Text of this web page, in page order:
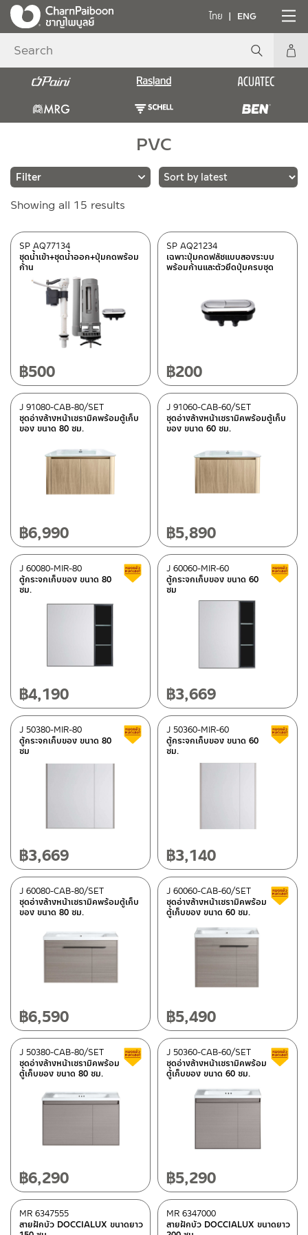
ไทย ENG
PVC
Brands
RASLAND
(12)
MRG
(3)
Category
Shower hose
wash basins furniture
Mirror furniture set(4)
wooden light beach
brown
Type
Usage
อะไหล่ AQ 901234(2)
Status
In stock
Showing all 15 results
latest
ชุดน้ำเข้า+ชุดน้ำออก+ปุ่มกดพร้อม
ก้าน
SP AQ77134
฿500
เฉพาะปุ่มกดฟลัชแบบสองระบบ
พร้อมก้านและตัวยึดปุ่มครบชุด
SP AQ21234
฿200
ชุดอ่างล้างหน้าเซรามิคพร้อมตู้เก็บ
ของ ขนาด 80 ซม.
J 91080-CAB-80/SET
฿6,990
ชุดอ่างล้างหน้าเซรามิคพร้อมตู้เก็บ
ของ ขนาด 60 ซม.
J 91060-CAB-60/SET
฿5,890
ตู้กระจกเก็บของ ขนาด 80
ซม.
J 60080-MIR-80 Clearance sale
฿4,190
ตู้กระจกเก็บของ ขนาด 60
ซม
J 60060-MIR-60
฿3,669
ตู้กระจกเก็บของ ขนาด 80
ซม
J 50380-MIR-80 Clearance sale
฿3,669
ตู้กระจกเก็บของ ขนาด 60
ซม.
J 50360-MIR-60
฿3,140
ชุดอ่างล้างหน้าเซรามิคพร้อมตู้เก็บ
ของ ขนาด 80 ซม.
J 60080-CAB-80/SET
฿6,590
ชุดอ่างล้างหน้าเซรามิคพร้อม
ตู้เก็บของ ขนาด 60 ซม.
J 60060-CAB-60/SET
฿5,490
ชุดอ่างล้างหน้าเซรามิคพร้อม
ตู้เก็บของ ขนาด 80 ซม.
J 50380-CAB-80/SET Clearance sale
฿6,290
ชุดอ่างล้างหน้าเซรามิคพร้อม
ตู้เก็บของ ขนาด 60 ซม.
J 50360-CAB-60/SET
฿5,290
สายฝักบัว DOCCIALUX ขนาดยาว
MR 6347555
สายฝักบัว DOCCIALUX ขนาดยาว
MR 6347000